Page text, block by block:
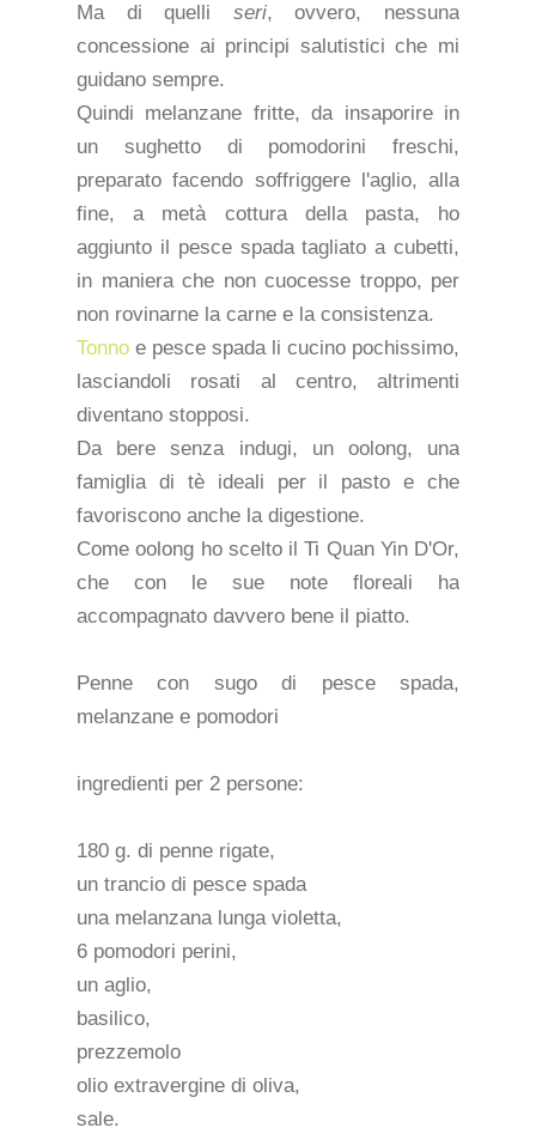
Ma di quelli seri, ovvero, nessuna
concessione ai principi salutistici che mi
guidano sempre.
Quindi melanzane fritte, da insaporire in
un sughetto di pomodorini freschi,
preparato facendo soffriggere l'aglio, alla
fine, a metà cottura della pasta, ho
aggiunto il pesce spada tagliato a cubetti,
in maniera che non cuocesse troppo, per
non rovinarne la carne e la consistenza.
Tonno e pesce spada li cucino pochissimo,
lasciandoli rosati al centro, altrimenti
diventano stopposi.
Da bere senza indugi, un oolong, una
famiglia di tè ideali per il pasto e che
favoriscono anche la digestione.
Come oolong ho scelto il Ti Quan Yin D'Or,
che con le sue note floreali ha
accompagnato davvero bene il piatto.
Penne con sugo di pesce spada,
melanzane e pomodori
ingredienti per 2 persone:
180 g. di penne rigate,
un trancio di pesce spada
una melanzana lunga violetta,
6 pomodori perini,
un aglio,
basilico,
prezzemolo
olio extravergine di oliva,
sale.